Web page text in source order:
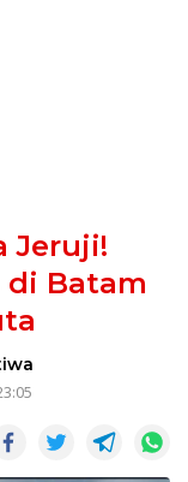
Jeruji!
di Batam